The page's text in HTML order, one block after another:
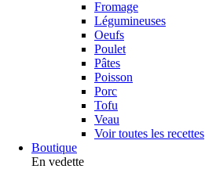
Fromage
Légumineuses
Oeufs
Poulet
Pâtes
Poisson
Porc
Tofu
Veau
Voir toutes les recettes
Boutique
En vedette